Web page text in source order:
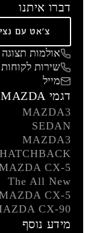
דברו איתנו
צ'אט עם נציג
אולמות תצוגה
שירות לקוחות
מייל
דגמי MAZDA
MAZDA3
SEDAN
MAZDA3
HATCHBACK
MAZDA CX-5
The All New
MAZDA CX-5
MAZDA CX-90
מידע נוסף